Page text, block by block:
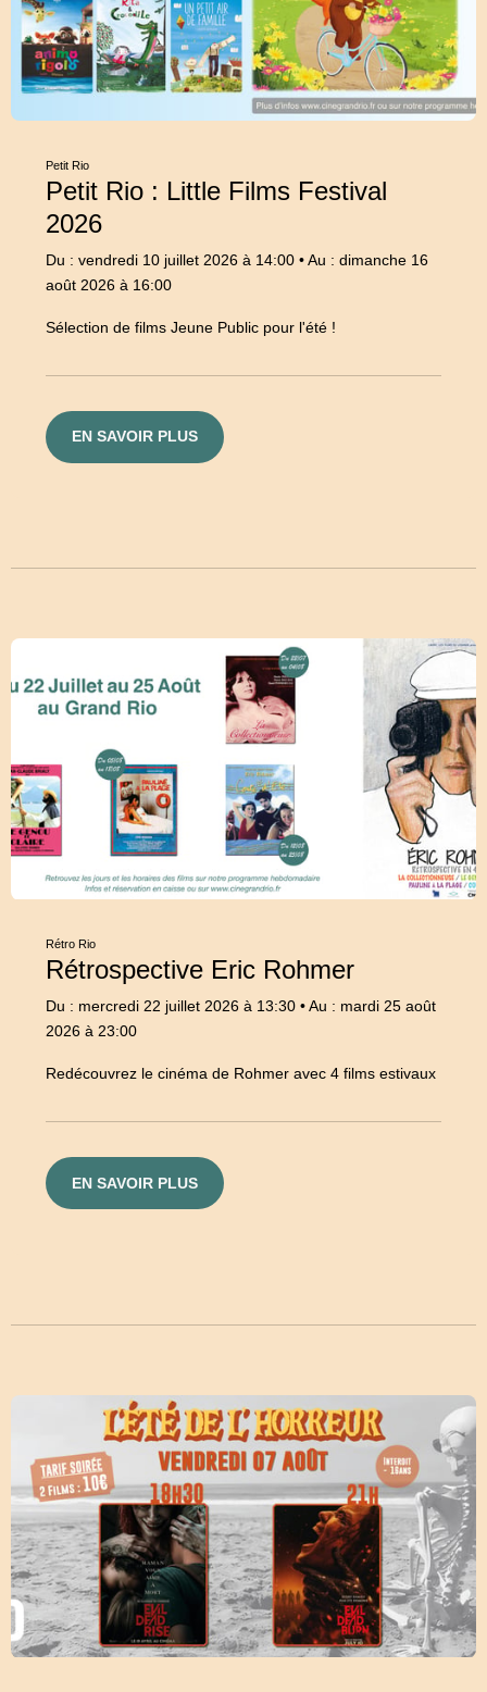
Petit Rio
Petit Rio : Little Films Festival
2026
Du : vendredi 10 juillet 2026 à 14:00 •Au : dimanche 16
août 2026 à 16:00
Sélection de films Jeune Public pour l'été !
EN SAVOIR PLUS
Rétro Rio
Rétrospective Eric Rohmer
Du : mercredi 22 juillet 2026 à 13:30 •Au : mardi 25 août
2026 à 23:00
Redécouvrez le cinéma de Rohmer avec 4 films estivaux
EN SAVOIR PLUS